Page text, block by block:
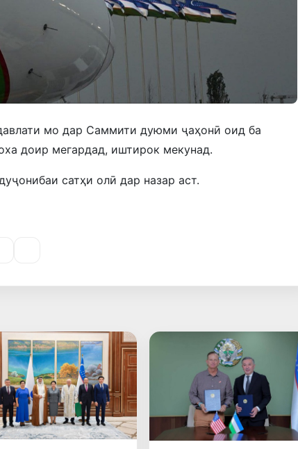
мо дар Саммити дуюми ҷаҳонӣ оид ба
доир мегардад, иштирок мекунад.
сатҳи олӣ дар назар аст.